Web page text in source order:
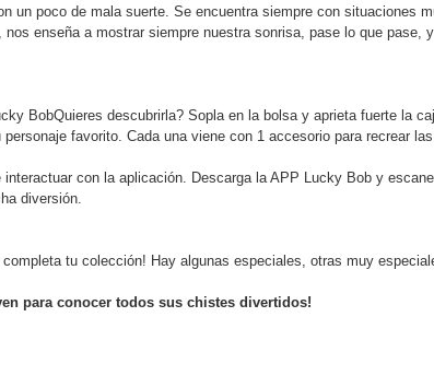
un poco de mala suerte. Se encuentra siempre con situaciones
enseña a mostrar siempre nuestra sonrisa, pase lo que
BobQuieres descubrirla? Sopla en la bolsa y aprieta fuerte la
favorito. Cada una viene con 1 accesorio para recrear
con la aplicación. Descarga la APP Lucky Bob y
diversión.
tu colección! Hay algunas especiales, otras muy
para conocer todos sus chistes divertidos!